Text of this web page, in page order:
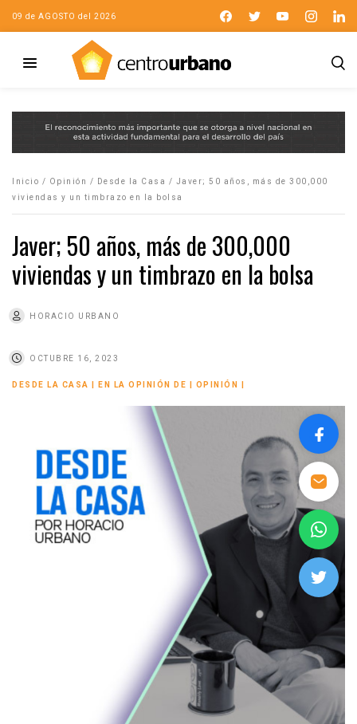
09 de AGOSTO del 2026
Inicio / Opinión / Desde la Casa / Javer; 50 años, más de 300,000
viviendas y un timbrazo en la bolsa
Javer; 50 años, más de 300,000
viviendas y un timbrazo en la bolsa
HORACIO URBANO
OCTUBRE 16, 2023
DESDE LA CASA EN LA OPINIÓN DE OPINIÓN